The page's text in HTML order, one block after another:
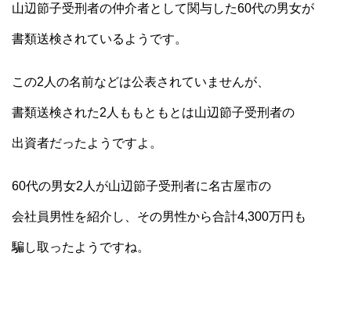
山辺節子受刑者の仲介者として関与した60代の男女が
書類送検されているようです。
この2人の名前などは公表されていませんが、
書類送検された2人ももともとは山辺節子受刑者の
出資者だったようですよ。
60代の男女2人が山辺節子受刑者に名古屋市の
会社員男性を紹介し、その男性から合計4,300万円も
騙し取ったようですね。